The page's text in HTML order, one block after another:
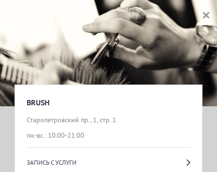
BRUSH
Старопетровский пр., 1, стр. 1
пн.-вс.: 10:00-21:00
ЗАПИСЬ С УСЛУГИ
BRUSH
ВЫБОР УСЛУГИ
жен муж
НОГТЕВОЙ СЕРВИС
ПАРИКМАХЕРСКИЕ УСЛУГИ